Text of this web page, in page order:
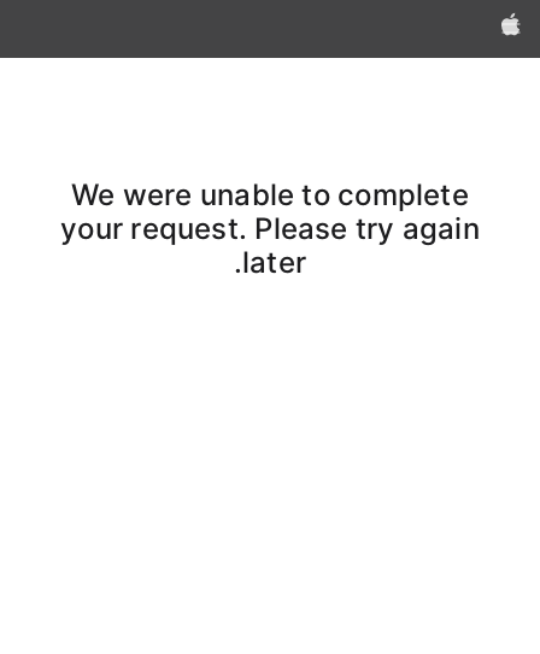
Apple‏
We were unable to complete
your request. Please try again
later.